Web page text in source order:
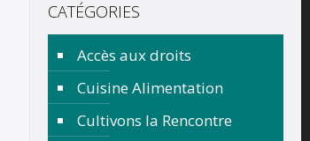
CATÉGORIES
Accès aux droits
Cuisine Alimentation
Cultivons la Rencontre